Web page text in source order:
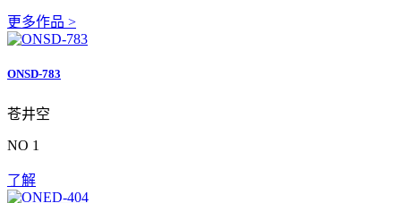
更多作品 >
ONSD-783
苍井空
NO 1
了解